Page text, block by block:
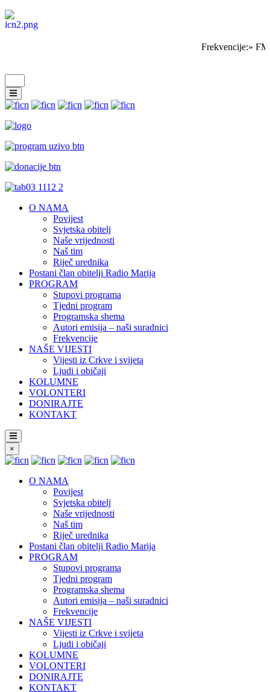
Frekvencije:»
O NAMA
Povijest
Svjetska obitelj
Naše vrijednosti
Naš tim
Riječ urednika
Postani član obitelji Radio Marija
PROGRAM
Stupovi programa
Tjedni program
Programska shema
Autori emisija – naši suradnici
Frekvencije
NAŠE VIJESTI
Vijesti iz Crkve i svijeta
Ljudi i običaji
KOLUMNE
VOLONTERI
DONIRAJTE
KONTAKT
×
O NAMA
Povijest
Svjetska obitelj
Naše vrijednosti
Naš tim
Riječ urednika
Postani član obitelji Radio Marija
PROGRAM
Stupovi programa
Tjedni program
Programska shema
Autori emisija – naši suradnici
Frekvencije
NAŠE VIJESTI
Vijesti iz Crkve i svijeta
Ljudi i običaji
KOLUMNE
VOLONTERI
DONIRAJTE
KONTAKT